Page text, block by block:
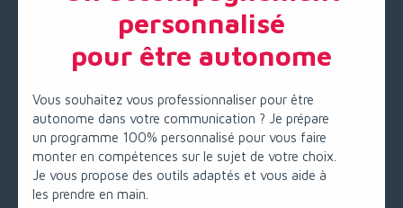
personnalisé
pour être autonome
Vous souhaitez vous professionnaliser pour être
autonome dans votre communication ? Je prépare
un programme 100% personnalisé pour vous faire
monter en compétences sur le sujet de votre choix.
Je vous propose des outils adaptés et vous aide à
les prendre en main.